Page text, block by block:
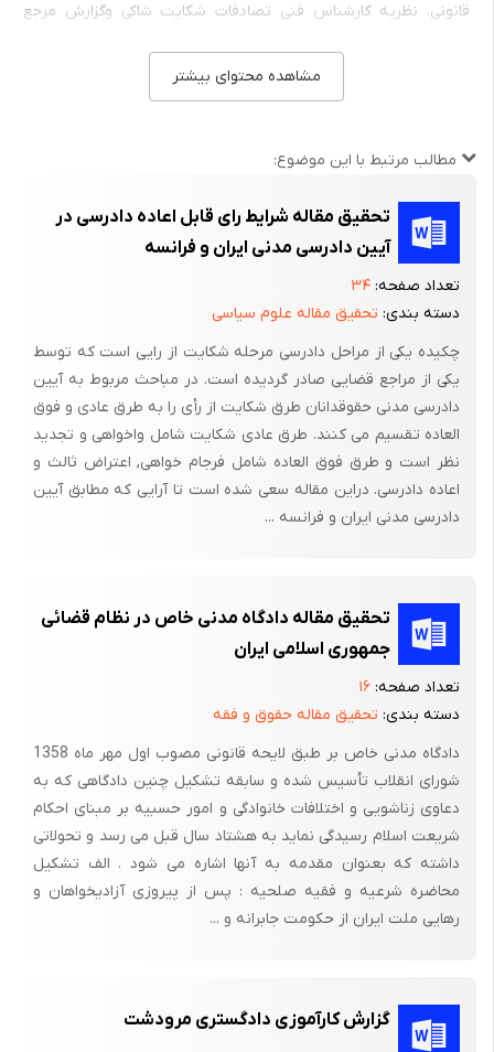
قانونی‌، نظریه‌ کارشناس‌ فنی‌ تصادفات‌ شکایت‌ شاکی‌ وگزارش‌ مرجع‌
صادرو جهت‌ رسیدگی‌ به‌ شعبه‌ 103 دادگاه‌ عمومی‌ جزائی‌ ارسال‌ و پس‌
از ثبت‌ وقت‌ رسیدگی‌تعیین‌ و به‌ طرفین‌ ابلاغ‌ که‌ در وقت‌ مقرر شاکی‌ و
متهم‌ شاکی‌ بوده‌ و تقاضای‌ رسیدگی‌ دارم‌. متهم‌ نیز درپاسخ‌ اعلام‌ نمود
اتهامات‌ وارده‌ را قبول‌ دارم‌ و اعتراض‌ ندارم‌.
سرانجام‌ دادگاه‌ ختم‌ رسیدگی‌ را اعلام‌ و بشرح‌ ذیل‌ مبادرت‌ به‌ صدور رأی‌
می‌نماید.
کلاسه‌ پرونده‌: 86/103/71 - ک‌دادنامه‌: 288
رأی‌ دادگاه‌
در خصوص‌ اتهام‌ آقای‌ مهدی‌ ایرانپور فرزند همت‌ اللّه‌ 53 ساله‌ اصل‌ و
ساکن‌ بندرعباس‌دائر بر بی‌احتیاطی‌ در امر رانندگی‌ منجر به‌ ایراد صدمه‌
بدنی‌ غیرعمدی‌ به‌ شاکی‌ آقای‌فرشید شهبازی‌ فرزند حسین‌ بشرح‌
کیفرخواست‌، با عنایت‌ به‌ نظریات‌ کارشناسی‌تصادفات‌ و پزشکی‌ قانونی‌
که‌ حکایت‌ از انتساب‌ بزه‌ معنونه‌ و صدمات‌ ناشی‌ از آن‌ راجع‌به‌ شاکی‌
قانون‌ مجازات‌ اسلامی‌ متهم‌ رااز بابت‌ دو فقره‌ سائیدگی‌ در حد حارصه‌
زانو و ساق پای‌ راست‌ به‌ پرداخت‌ یک‌ صدم‌ دیه‌کامله‌ در حق‌ شاکی‌
بند 2 ماده‌ 3 قانون‌ وصول‌ برخی‌ از درآمدهای‌ دولت‌ به‌ پرداخت‌ پانصد
و ظرف‌ 20 روز پس‌ ازابلاغ‌ قابل‌ اعتراض‌ در محاکم‌ تجدیدنظر استان‌
هرمزگان‌ می‌باشد.
نظریه‌ کارآموز
جرائم‌ ناشی‌ از تخلفات‌ رانندگی‌ در فصل‌ بیست‌ و نهم‌ قانون‌ مجازات‌
تصادفات‌ منجر به‌ ایراد خسارت‌. البته‌ تصادف‌ منجر به‌ ایراد خسارت‌
مشاهده محتوای بیشتر
مطالب مرتبط با این موضوع:
تحقیق مقاله شرایط رای قابل اعاده دادرسی در
آیین دادرسی مدنی ایران و فرانسه
تعداد صفحه: ۳۴
دسته بندی: تحقیق مقاله علوم سیاسی
چکیده یکی از مراحل دادرسی مرحله شکایت از رایی است که توسط
یکی از مراجع قضایی صادر گردیده است. در مباحث مربوط به آیین
دادرسی مدنی حقوقدانان طرق شکایت از رأی را به طرق عادی و فوق
العاده تقسیم می کنند. طرق عادی شکایت شامل واخواهی و تجدید
نظر است و طرق فوق العاده شامل فرجام خواهی, اعتراض ثالث و
اعاده دادرسی. دراین مقاله سعی شده است تا آرایی که مطابق آیین
دادرسی مدنی ایران و فرانسه ...
تحقیق مقاله دادگاه مدنی خاص در نظام قضائی
جمهوری اسلامی ایران
تعداد صفحه: ۱۶
دسته بندی: تحقیق مقاله حقوق و فقه
دادگاه مدنی خاص بر طبق لایحه قانونی مصوب اول مهر ماه 1358
شورای انقلاب تأسیس شده و سابقه تشکیل چنین دادگاهی که به
دعاوی زناشویی و اختلافات خانوادگی و امور حسبیه بر مبنای احکام
شریعت اسلام رسیدگی نماید به هشتاد سال قبل می رسد و تحولاتی
داشته که بعنوان مقدمه به آنها اشاره می شود . الف تشکیل
محاضره شرعیه و فقیه صلحیه : پس از پیروزی آزادیخواهان و
رهایی ملت ایران از حکومت جابرانه و ...
گزارش کارآموزی دادگستری مرودشت